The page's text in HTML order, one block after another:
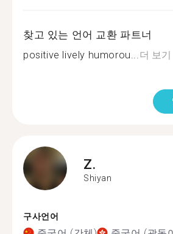
찾고 있는 언어 교환 파트너
positive lively humorou...더 보기
Z.
Shiyan
구사언어